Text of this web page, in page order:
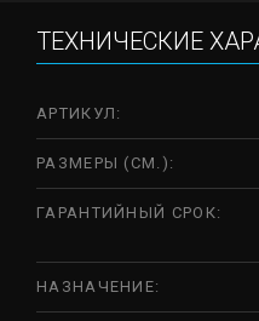
ТЕХНИЧЕСКИЕ
АРТИКУЛ:
РАЗМЕРЫ (СМ.):
ГАРАНТИЙНЫЙ СРОК:
НАЗНАЧЕНИЕ: